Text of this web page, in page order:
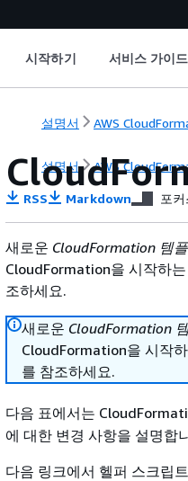
시작하기 서비스 가이드
설명서 AWS
설명서 AWS
RSS Markdown 포
새로운 CloudFormation 템
CloudFormation을 시작하
조하세요.
새로운 CloudFormation
CloudFormation을 시작
를 참조하세요.
다음 표에서는
에 대한 변경 사항을 설명합
다음 링크에서 헬퍼 스크립